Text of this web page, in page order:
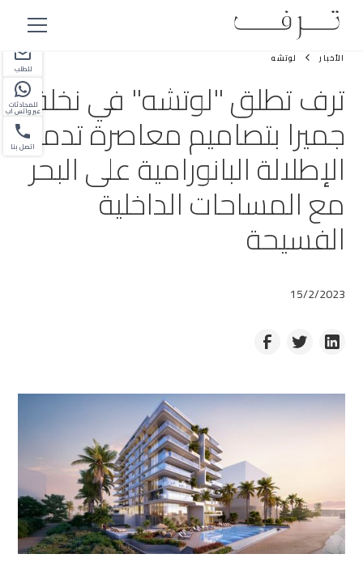
شريك
للطلب
للمحادثات
عبر واتس اب
اتصل بنا
الأخبار لوتشه
ترف تطلق "لوتشه" في نخلة
جميرا بتصاميم معاصرة تدمج
الإطلالة البانورامية على البحر
مع المساحات الداخلية
الفسيحة
15/2/2023